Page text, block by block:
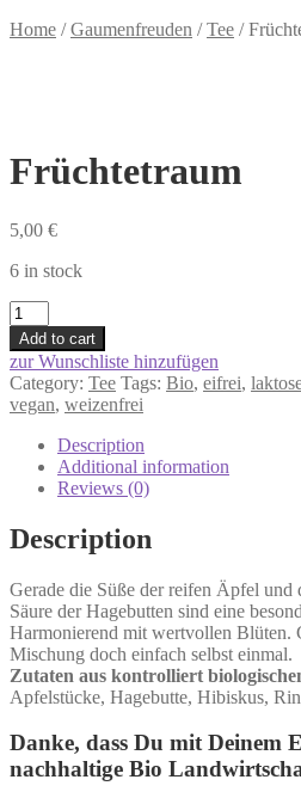
Home /Gaumenfreuden /Tee /
Früchtetraum
5,00 €
6 in stock
Früchtetraum
quantity
Add to cart
zur Wunschliste hinzufügen
Category: Tee Tags: Bio, eifrei,
vegan, weizenfrei
Description
Additional information
Reviews (0)
Description
Gerade die Süße der reifen Äpfel und
Säure der Hagebutten sind eine
Harmonierend mit wertvollen Blüten.
Mischung doch einfach selbst einmal.
Zutaten aus kontrolliert
Apfelstücke, Hagebutte, Hibiskus,
Danke, dass Du mit Deinem
nachhaltige Bio